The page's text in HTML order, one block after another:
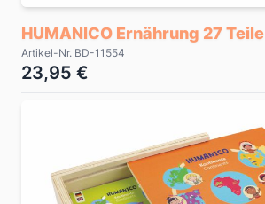
HUMANICO Ernährung 27 Teile
Artikel-Nr. BD-11554
23,95 €